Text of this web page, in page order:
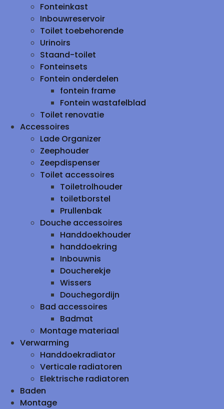
Fonteinkast
Inbouwreservoir
Toilet toebehorende
Urinoirs
Staand-toilet
Fonteinsets
Fontein onderdelen
fontein frame
Fontein wastafelblad
Toilet renovatie
Accessoires
Lade Organizer
Zeephouder
Zeepdispenser
Toilet accessoires
Toiletrolhouder
toiletborstel
Prullenbak
Douche accessoires
Handdoekhouder
handdoekring
Inbouwnis
Doucherekje
Wissers
Douchegordijn
Bad accessoires
Badmat
Montage materiaal
Verwarming
Handdoekradiator
Verticale radiatoren
Elektrische radiatoren
Baden
Montage